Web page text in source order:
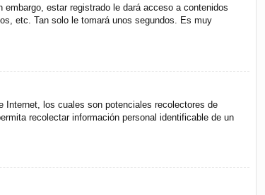
estar registrado le dará acceso a contenidos
etc. Tan solo le tomará unos segundos. Es muy
los cuales son potenciales recolectores de
recolectar información personal identificable de un